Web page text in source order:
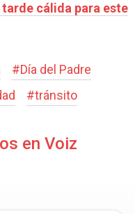
tarde cálida para este
#Día del Padre
#tránsito
en Voiz